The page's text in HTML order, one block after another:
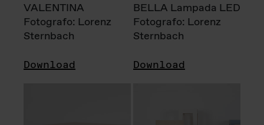
VALENTINA
Fotografo: Lorenz
Sternbach
Download
BELLA Lampada LED
Fotografo: Lorenz
Sternbach
Download